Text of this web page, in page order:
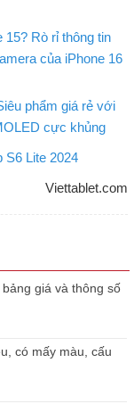
Rò rỉ thông tin
của iPhone 16
phẩm giá rẻ với
cực khủng
S6 Lite 2024
Viettablet.com
giá và thông số
có mấy màu, cấu